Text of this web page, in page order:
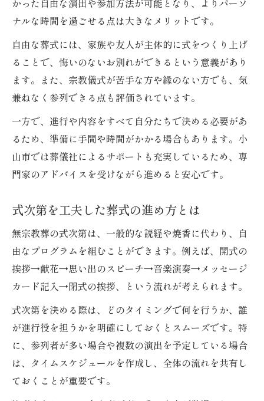
かった自由な演出や参加方法が可能となり、よりパーソ
ナルな時間を過ごせる点は大きなメリットです。
自由な葬式には、家族や友人が主体的に式をつくり上げ
ることで、悔いのないお別れができるという意義があり
ます。また、宗教儀式が苦手な方や縁のない方でも、気
兼ねなく参列できる点も評価されています。
一方で、進行や内容をすべて自分たちで決める必要があ
るため、準備に手間や時間がかかる場合もあります。小
山市では葬儀社によるサポートも充実しているため、専
門家のアドバイスを受けながら進めると安心です。
式次第を工夫した葬式の進め方とは
無宗教葬の式次第は、一般的な読経や焼香に代わり、自
由なプログラムを組むことができます。例えば、開式の
挨拶→献花→思い出のスピーチ→音楽演奏→メッセージ
カード記入→閉式の挨拶、という流れが考えられます。
式次第を決める際は、どのタイミングで何を行うか、誰
が進行役を担うかを明確にしておくとスムーズです。特
に、参列者が多い場合や複数の演出を予定している場合
は、タイムスケジュールを作成し、全体の流れを共有し
ておくことが重要です。